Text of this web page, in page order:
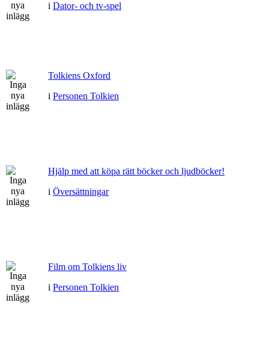
i Dator- och tv-spel
Tolkiens Oxford
i Personen Tolkien
Hjälp med att köpa rätt böcker och ljudböcker!
i Översättningar
Film om Tolkiens liv
i Personen Tolkien